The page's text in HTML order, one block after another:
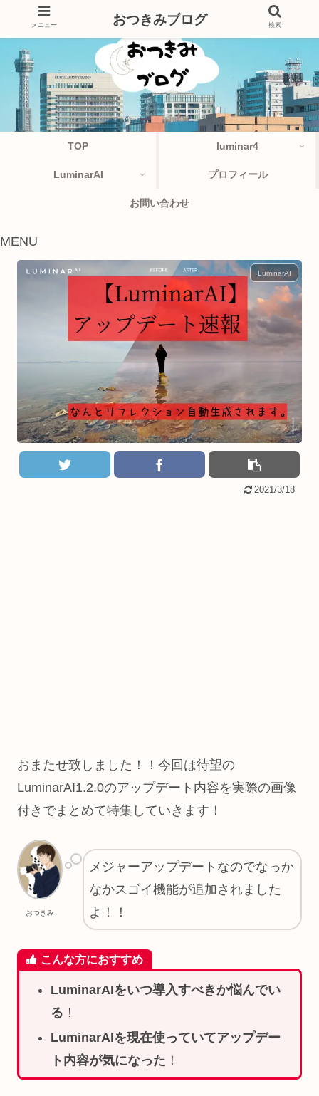
TOP luminar4
LuminarAI プロフィール
お問い合わせ
MENU
LuminarAI
2021/3/18
おまたせ致しました！！今回は待望の
LuminarAI1.2.0のアップデート内容を実際の画像
付きでまとめて特集していきます！
おつきみ
メジャーアップデートなのでなっか
なかスゴイ機能が追加されました
よ！！
こんな方におすすめ
LuminarAIをいつ導入すべきか悩んでい
る ！
LuminarAIを現在使っていてアップデー
ト内容が気になった ！
メニュー おつきみブログ 検索